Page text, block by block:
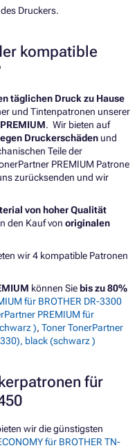
Druckers.
kompatible
täglichen Druck zu Hause
und Tintenpatronen unserer
. Wir bieten auf
Druckerschäden und
Teile der
PREMIUM Patrone
zurücksenden und wir
von hoher Qualität
den Kauf von originalen
wir 4 kompatible Patronen
können Sie bis zu 80%
für BROTHER DR-3300
PREMIUM für
), Toner TonerPartner
black (schwarz )
für
wir die günstigsten
für BROTHER TN-